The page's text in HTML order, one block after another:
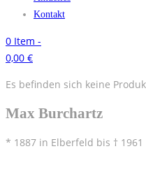
Kontakt
0 Item -
0,00 €
Es befinden sich keine
Max Burchartz
* 1887 in Elberfeld bis † 1961